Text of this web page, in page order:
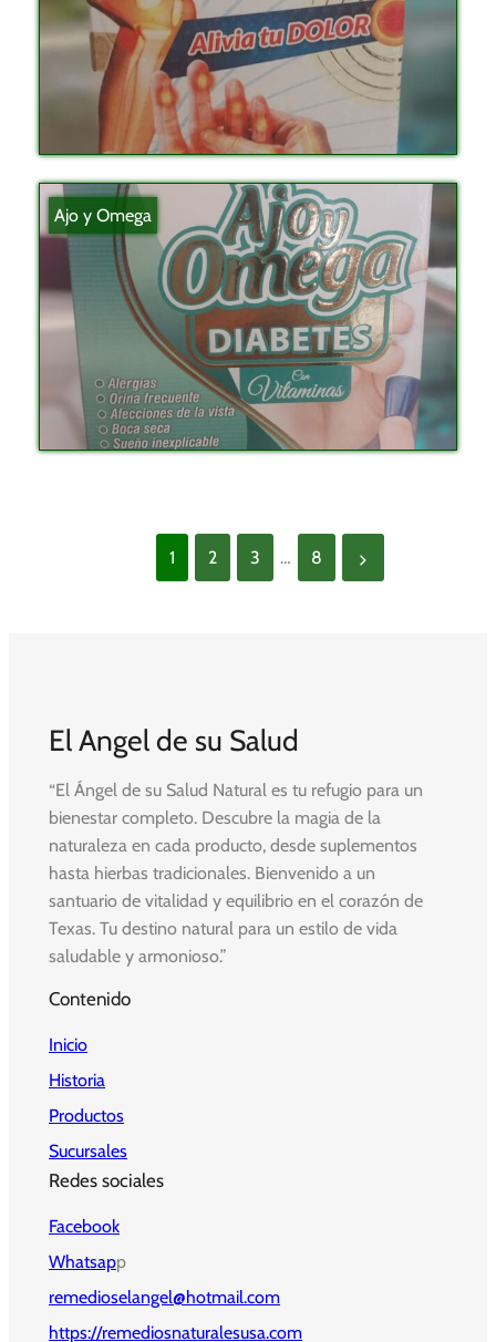
Ajo y Omega
1 2 3 … 8
El Angel de su Salud
“El Ángel de su Salud Natural es tu refugio para un
bienestar completo. Descubre la magia de la
naturaleza en cada producto, desde suplementos
hasta hierbas tradicionales. Bienvenido a un
santuario de vitalidad y equilibrio en el corazón de
Texas. Tu destino natural para un estilo de vida
saludable y armonioso.”
Contenido
Inicio
Historia
Productos
Sucursales
Redes sociales
Facebook
Whatsapp
remedioselangel@hotmail.com
https://remediosnaturalesusa.com